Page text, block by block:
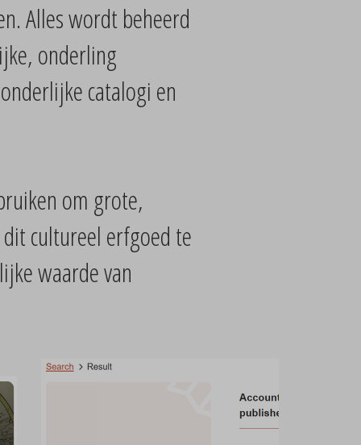
Alles wordt beheerd
onderling
catalogi en
om grote,
cultureel erfgoed te
waarde van